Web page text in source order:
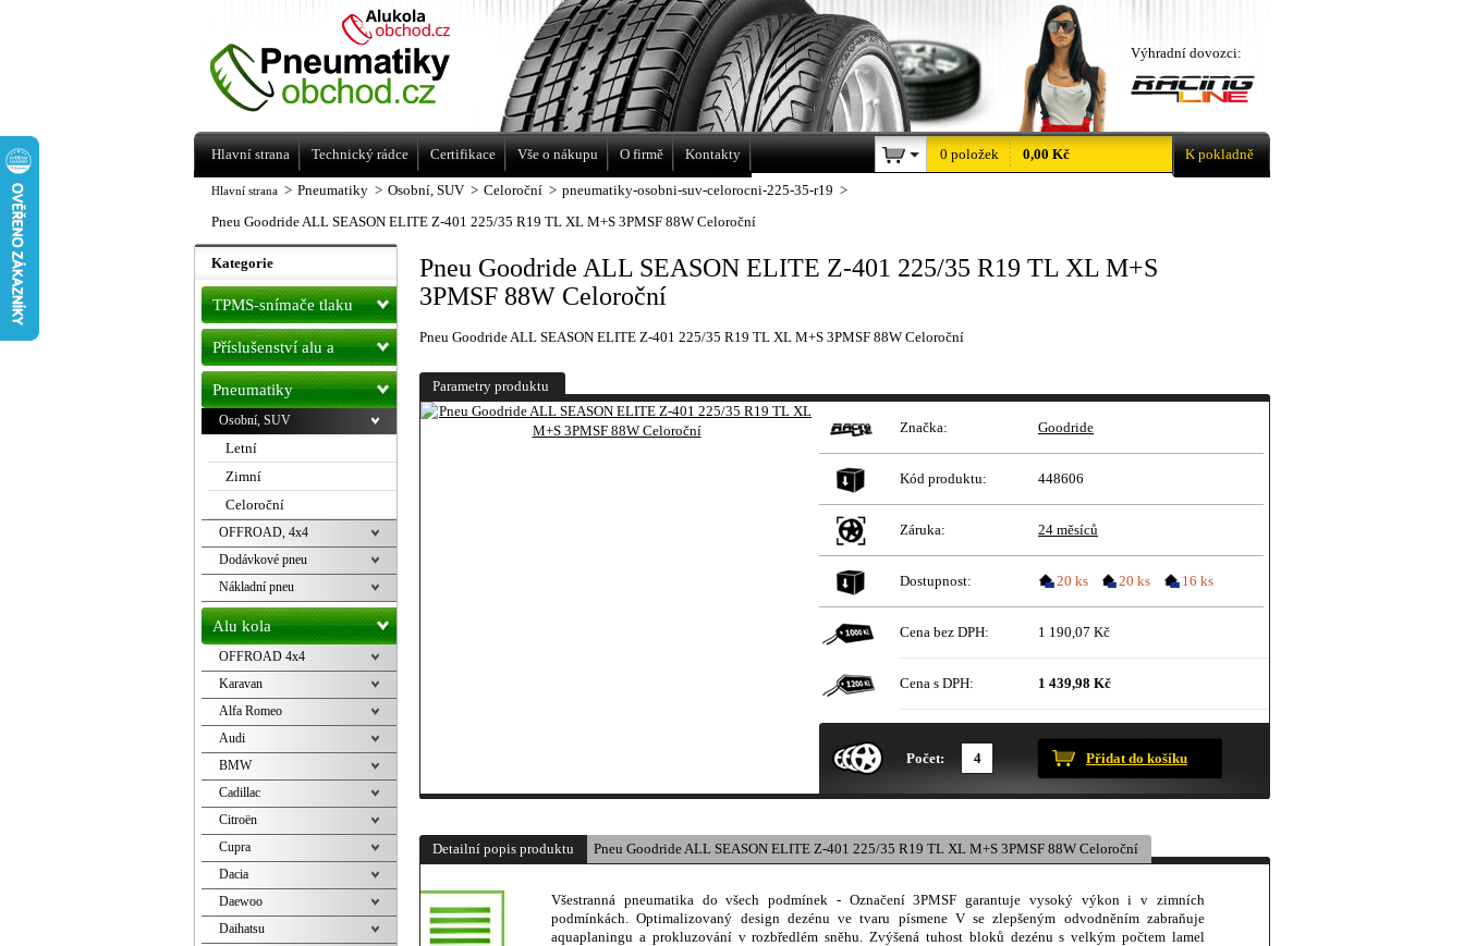
Hlavní strana > Pneumatiky > Osobní, SUV > Celoroční > pneumatiky-osobni-suv-celorocni-225-35-r19 >
Pneu Goodride ALL SEASON ELITE Z-401 225/35 R19 TL XL M+S 3PMSF 88W Celoroční
Pneu Goodride ALL SEASON ELITE Z-401 225/35 R19 TL XL M+S
3PMSF 88W Celoroční
Pneu Goodride ALL SEASON ELITE Z-401 225/35 R19 TL XL M+S 3PMSF 88W Celoroční
Parametry produktu
Značka: Goodride
Kód produktu: 448606
Záruka: 24 měsíců
Dostupnost: 20 ks 20 ks 16 ks
Cena bez DPH: 1 190,07 Kč
Cena s DPH: 1 439,98 Kč
Počet: Přidat do košíku
Detailní popis produktu Pneu Goodride ALL SEASON ELITE Z-401 225/35 R19 TL XL M+S 3PMSF 88W Celoroční
Všestranná pneumatika do všech podmínek - Označení 3PMSF garantuje vysoký výkon i v zimních
podmínkách. Optimalizovaný design dezénu ve tvaru písmene V se zlepšeným odvodněním zabraňuje
aquaplaningu a prokluzování v rozbředlém sněhu. Zvýšená tuhost bloků dezénu s velkým počtem lamel
Kategorie
TPMS-snímače tlaku
Příslušenství alu a
pneu
Pneumatiky
Osobní, SUV
Letní
Zimní
Celoroční
OFFROAD, 4x4
Dodávkové pneu
Nákladní pneu
Alu kola
OFFROAD 4x4
Karavan
Alfa Romeo
Audi
BMW
Cadillac
Citroën
Cupra
Dacia
Daewoo
Daihatsu
Levné pneumatiky letní, zimní, Alu kola
a litá kola Racing Line
Výhradní dovozci:
Hlavní strana Technický rádce Certifikace Vše o nákupu O firmě Kontakty 0 položek 0,00 Kč K pokladně